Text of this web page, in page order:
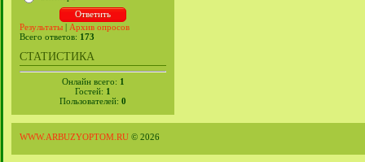
Результаты | Архив опросов
Всего ответов: 173
СТАТИСТИКА
Онлайн всего: 1
Гостей: 1
Пользователей: 0
WWW.ARBUZYOPTOM.RU © 2026